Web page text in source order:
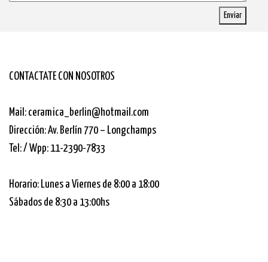
Enviar
CONTACTATE CON NOSOTROS
Mail: ceramica_berlin@hotmail.com
Dirección: Av. Berlín 770 – Longchamps
Tel: / Wpp: 11-2390-7833
Horario: Lunes a Viernes de 8:00 a 18:00
Sábados de 8:30 a 13:00hs